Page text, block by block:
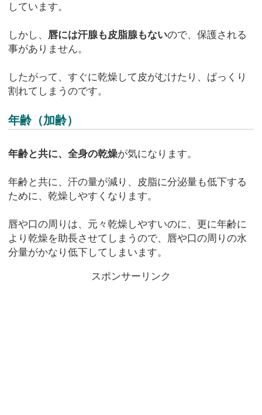
しています。
しかし、 唇には汗腺も皮脂腺もないので、保護される
事がありません。
したがって、すぐに乾燥して皮がむけたり、ぱっくり
割れてしまうのです。
年齢（加齢）
年齢と共に、全身の乾燥が気になります。
年齢と共に、汗の量が減り、皮脂に分泌量も低下する
ために、乾燥しやすくなります。
唇や口の周りは、元々乾燥しやすいのに、更に年齢に
より乾燥を助長させてしまうので、唇や口の周りの水
分量がかなり低下してしまいます。
スポンサーリンク